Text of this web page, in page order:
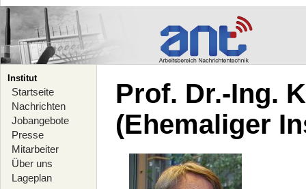
Institut
Startseite
Nachrichten
Jobangebote
Presse
Mitarbeiter
Über uns
Lageplan
Prof. Dr.-Ing.
(Ehemaliger